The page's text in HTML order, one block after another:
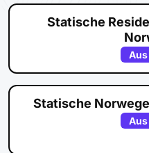
Statische
Aus
Statische
Aus